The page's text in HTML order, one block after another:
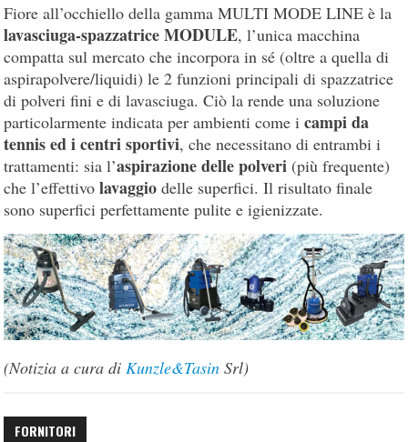
Fiore all’occhiello della gamma MULTI MODE LINE è la
lavasciuga-spazzatrice MODULE, l’unica macchina
compatta sul mercato che incorpora in sé (oltre a quella di
aspirapolvere/liquidi) le 2 funzioni principali di spazzatrice
di polveri fini e di lavasciuga. Ciò la rende una soluzione
particolarmente indicata per ambienti come icampi da
tennis ed i centri sportivi, che necessitano di entrambi i
trattamenti: sia l’aspirazione delle polveri (più frequente)
che l’effettivolavaggio delle superfici. Il risultato finale
sono superfici perfettamente pulite e igienizzate.
(Notizia a cura diKunzle&Tasin Srl)
FORNITORI